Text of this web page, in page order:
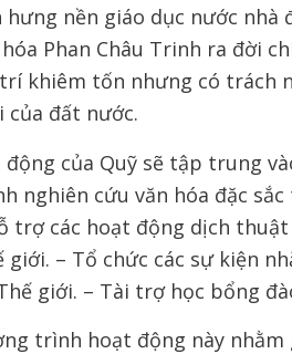
hưng nền giáo dục nước
hóa Phan Châu Trinh ra đời
khiêm tốn nhưng có trách
của đất nước.
động của Quỹ sẽ tập trung
nghiên cứu văn hóa đặc
trợ các hoạt động dịch
giới. – Tổ chức các sự kiện
giới. – Tài trợ học bổng
trình hoạt động này